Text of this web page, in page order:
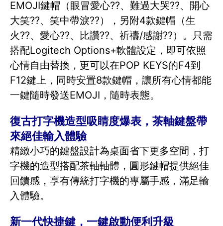
EMOJI鍵帽（眼冒愛心??、難過大哭??、開心
大笑??、笑中帶淚??），另附4款鍵帽（生
火??、愛心??、比讚??、祈禱/感謝??）。只需
搭配Logitech Options+軟體設定，即可依照
心情自由替換，更可以在POP KEYS的F4到
F12鍵上，同時安置8款鍵帽，讓所有心情都能
一鍵隨時發送EMOJI，隨時表態。
復古打字機造型吸睛度爆表，茶軸鍵盤帶
來絕佳輸入體驗
精緻小巧的鍵盤設計為桌面省下更多空間，打
字機的造型搭配茶軸軸體，圓形鍵帽提供絕佳
回饋感，享有傳統打字機的專屬手感，滿足輸
入體驗。
新一代快捷鍵，一鍵啟動便利升級